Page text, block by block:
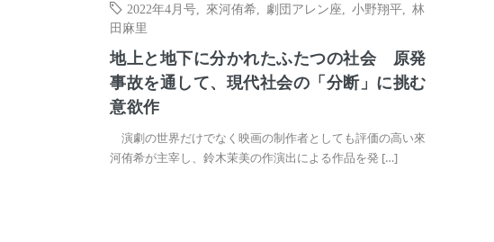
2022年4月号
來河侑希 劇団アレン座 小野翔平
林
田麻里
地上と地下に分かれたふたつの社会 原発
事故を通して、現代社会の「分断」に挑む
意欲作
演劇の世界だけでなく映画の制作者としても評価の高い來
河侑希が主宰し、鈴木茉美の作演出による作品を発 […]